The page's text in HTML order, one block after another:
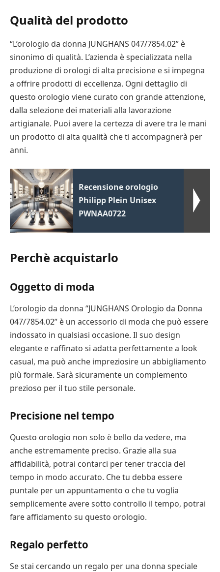
Qualità del prodotto
“L’orologio da donna JUNGHANS 047/7854.02” è
sinonimo di qualità. L’azienda è specializzata nella
produzione di orologi di alta precisione e si impegna
a offrire prodotti di eccellenza. Ogni dettaglio di
questo orologio viene curato con grande attenzione,
dalla selezione dei materiali alla lavorazione
artigianale. Puoi avere la certezza di avere tra le mani
un prodotto di alta qualità che ti accompagnerà per
anni.
Recensione orologio
Philipp Plein Unisex
PWNAA0722
Perchè acquistarlo
Oggetto di moda
L’orologio da donna “JUNGHANS Orologio da Donna
047/7854.02” è un accessorio di moda che può essere
indossato in qualsiasi occasione. Il suo design
elegante e raffinato si adatta perfettamente a look
casual, ma può anche impreziosire un abbigliamento
più formale. Sarà sicuramente un complemento
prezioso per il tuo stile personale.
Precisione nel tempo
Questo orologio non solo è bello da vedere, ma
anche estremamente preciso. Grazie alla sua
affidabilità, potrai contarci per tener traccia del
tempo in modo accurato. Che tu debba essere
puntale per un appuntamento o che tu voglia
semplicemente avere sotto controllo il tempo, potrai
fare affidamento su questo orologio.
Regalo perfetto
Se stai cercando un regalo per una donna speciale